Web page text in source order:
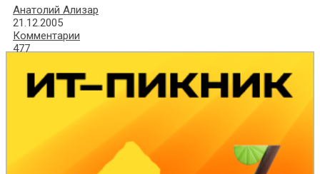
Анатолий Ализар
21.12.2005
Комментарии
477